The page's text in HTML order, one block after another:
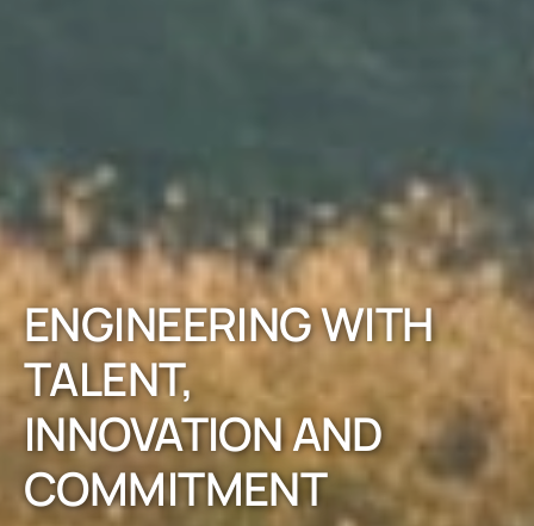
ENGINEERING WITH
TALENT,
INNOVATION AND
COMMITMENT